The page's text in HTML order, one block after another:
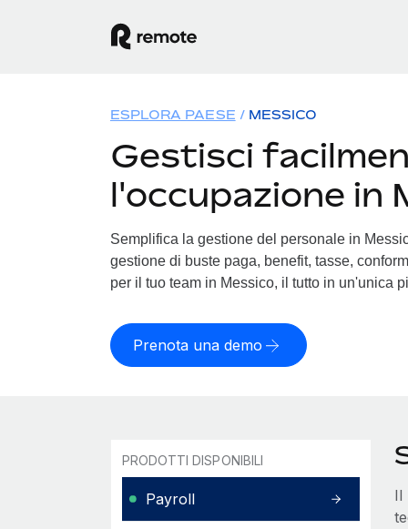
ESPLORA PAESE MESSICO
Gestisci
l'occupazione in
Semplifica la gestione del personale in
gestione di buste paga, benefit, tasse,
per il tuo team in Messico, il tutto in un'unica
Prenota una demo
PRODOTTI DISPONIBILI
Payroll
Il